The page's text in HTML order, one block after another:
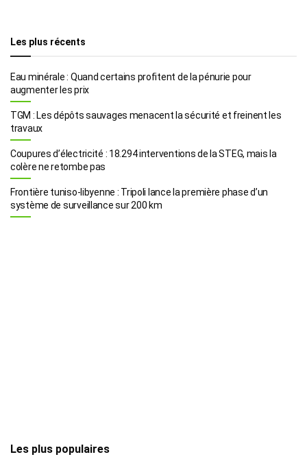
Les plus récents
Eau minérale : Quand certains profitent de la pénurie pour
augmenter les prix
TGM : Les dépôts sauvages menacent la sécurité et freinent les
travaux
Coupures d’électricité : 18.294 interventions de la STEG, mais la
colère ne retombe pas
Frontière tuniso-libyenne : Tripoli lance la première phase d’un
système de surveillance sur 200 km
Les plus populaires